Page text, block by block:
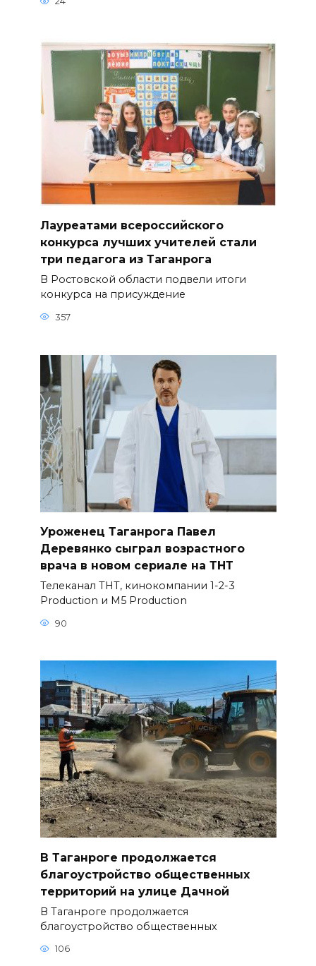
Лауреатами всероссийского
конкурса лучших учителей стали
три педагога из Таганрога
В Ростовской области подвели итоги
конкурса на присуждение
357
Уроженец Таганрога Павел
Деревянко сыграл возрастного
врача в новом сериале на ТНТ
Телеканал ТНТ, кинокомпании 1-2-3
Production и M5 Production
90
В Таганроге продолжается
благоустройство общественных
территорий на улице Дачной
В Таганроге продолжается
благоустройство общественных
106